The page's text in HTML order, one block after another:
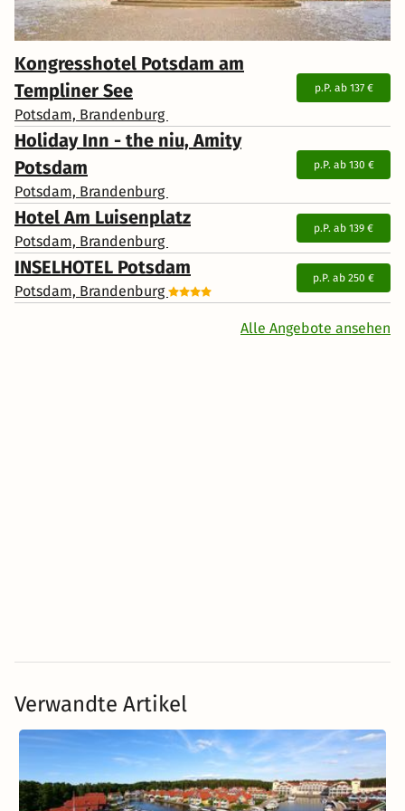
Kongresshotel Potsdam am
Templiner See
Potsdam, Brandenburg
p.P. ab 137 €
Holiday Inn - the niu, Amity
Potsdam
Potsdam, Brandenburg
p.P. ab 130 €
Hotel Am Luisenplatz
Potsdam, Brandenburg
p.P. ab 139 €
INSELHOTEL Potsdam
Potsdam, Brandenburg
p.P. ab 250 €
Alle Angebote ansehen
Verwandte Artikel